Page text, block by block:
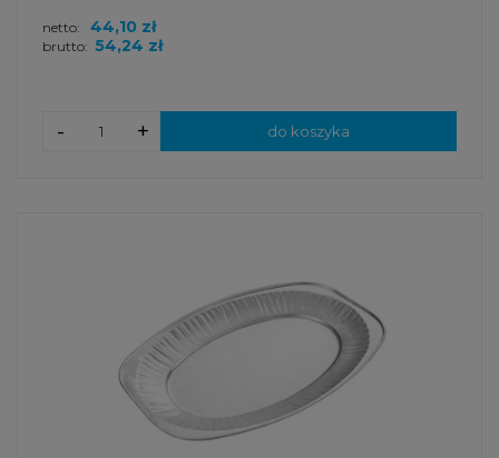
brutto: 54,24 zł
netto: 44,10 zł
+
- do koszyka